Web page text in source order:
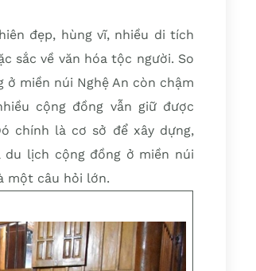
đẹp, hùng vĩ, nhiều di tích
sắc về văn hóa tộc người. So
miền núi Nghệ An còn chậm
cộng đồng vẫn giữ được
chính là cơ sở để xây dựng,
lịch cộng đồng ở miền núi
một câu hỏi lớn.